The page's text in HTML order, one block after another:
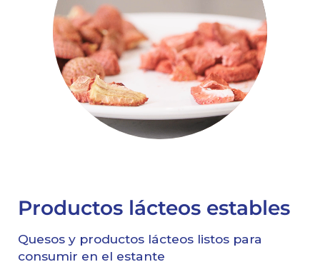
Productos lácteos estables
Quesos y productos lácteos listos para
consumir en el estante